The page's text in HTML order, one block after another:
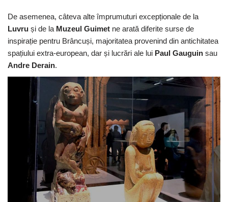
De asemenea, câteva alte împrumuturi excepționale de la
Luvru și de la Muzeul Guimet ne arată diferite surse de
inspirație pentru Brâncuși, majoritatea provenind din antichitatea
spațiului extra-european, dar și lucrări ale lui Paul Gauguin sau
Andre Derain.